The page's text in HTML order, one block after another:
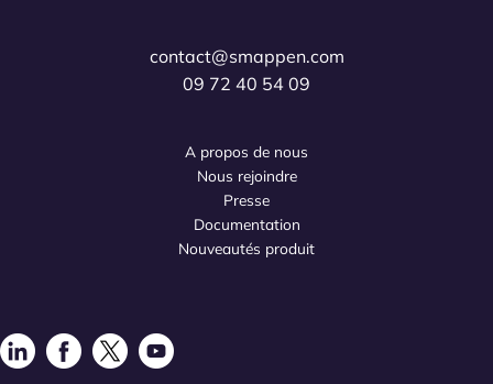
contact@smappen.com
09 72 40 54 09
A propos de nous
Nous rejoindre
Presse
Documentation
Nouveautés produit